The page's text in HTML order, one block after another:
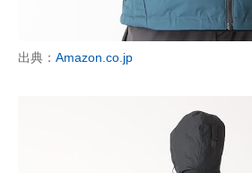
出典： Amazon.co.jp